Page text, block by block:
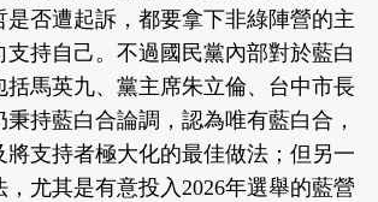
是否遭起訴，都要拿下非綠陣營的主
持自己。不過國民黨內部對於藍白
括馬英九、黨主席朱立倫、台中市長
持藍白合論調，認為唯有藍白合，
將支持者極大化的最佳做法；但另一
尤其是有意投入2026年選舉的藍營